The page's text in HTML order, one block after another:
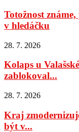
Totožnost
v hledáčku
28. 7. 2026
Kolaps u
zablokoval...
28. 7. 2026
Kraj
být v...